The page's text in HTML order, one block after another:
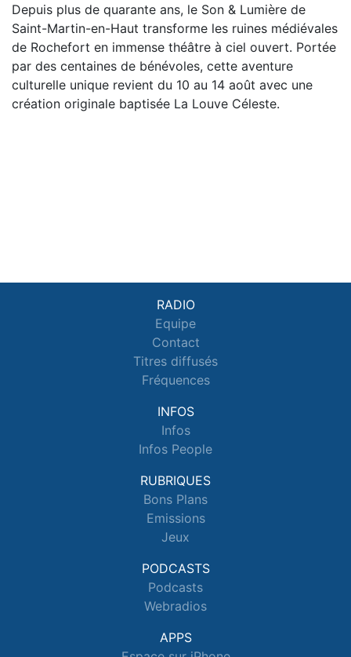
Depuis plus de quarante ans, le Son & Lumière de
Saint-Martin-en-Haut transforme les ruines médiévales
de Rochefort en immense théâtre à ciel ouvert. Portée
par des centaines de bénévoles, cette aventure
culturelle unique revient du 10 au 14 août avec une
création originale baptisée La Louve Céleste.
RADIO
Equipe
Contact
Titres diffusés
Fréquences
INFOS
Infos
Infos People
RUBRIQUES
Bons Plans
Emissions
Jeux
PODCASTS
Podcasts
Webradios
APPS